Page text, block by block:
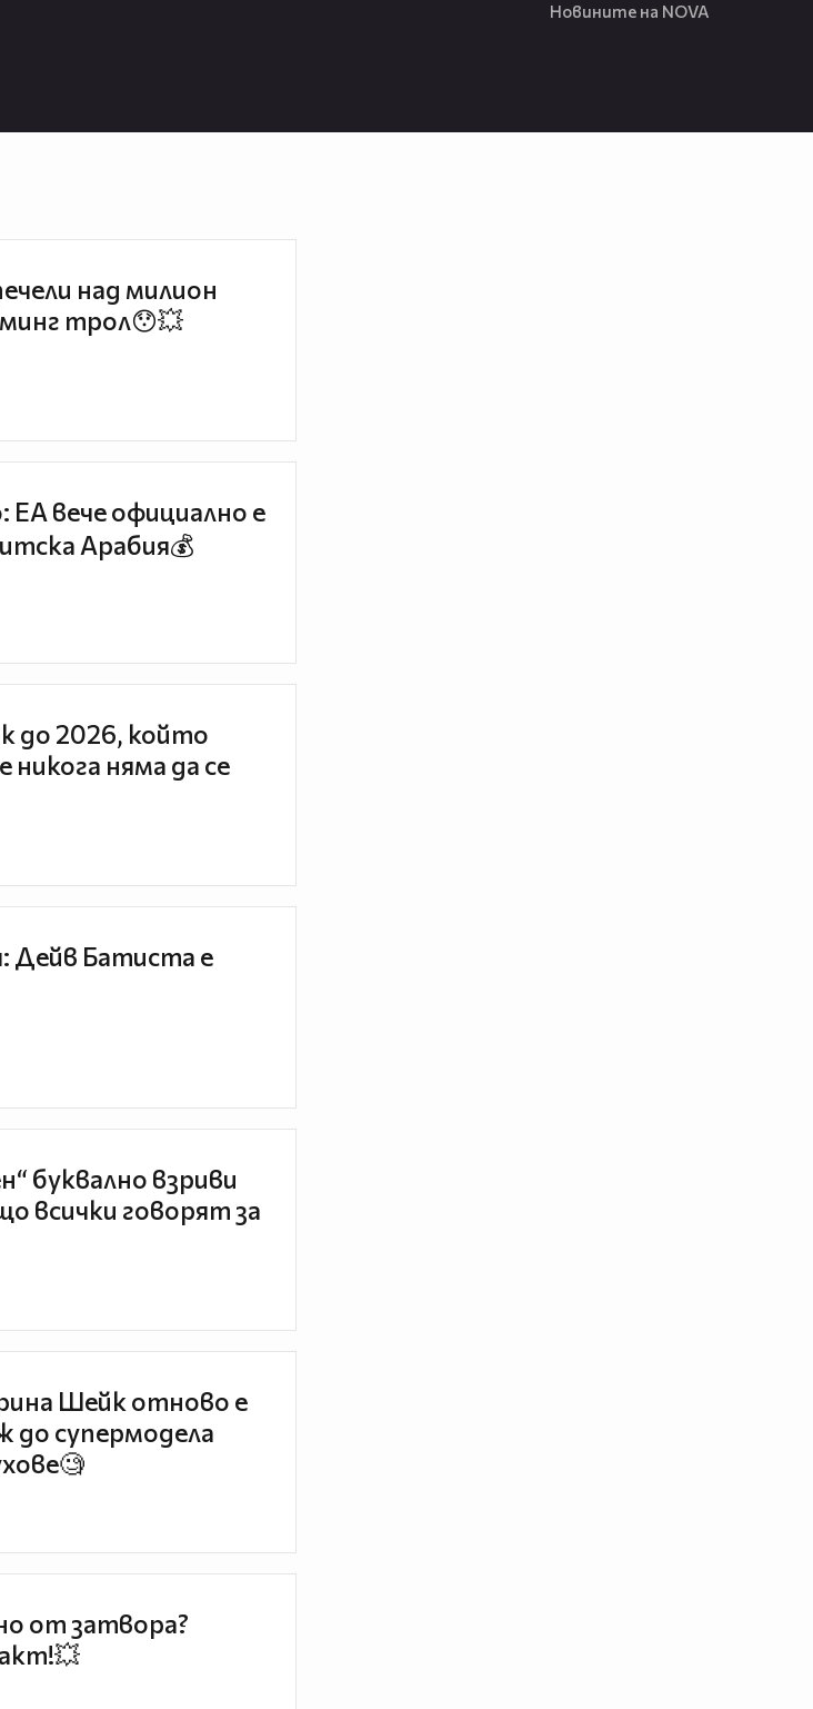
Новините на NOVA
над милион
трол😯💥
вече официално е
Арабия💰
до 2026, който
никога няма да се
Дейв Батиста е
буквално взриви
всички говорят за
Шейк отново е
до супермодела
от затвора?